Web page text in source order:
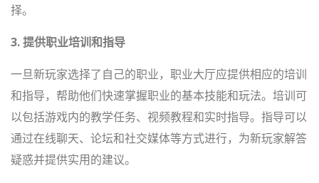
择。
3. 提供职业培训和指导
一旦新玩家选择了自己的职业，职业大厅应提供相应的培训
和指导，帮助他们快速掌握职业的基本技能和玩法。培训可
以包括游戏内的教学任务、视频教程和实时指导。指导可以
通过在线聊天、论坛和社交媒体等方式进行，为新玩家解答
疑惑并提供实用的建议。